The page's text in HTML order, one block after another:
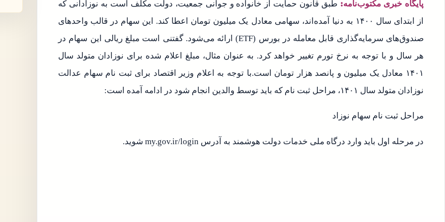
پایگاه خبری مکتوب‌نامه: طبق قانون حمایت از خانواده و جوانی جمعیت، دولت مکلف است به نوزادانی که
از ابتدای سال ۱۴۰۰ به دنیا آمده‌اند، سهامی معادل یک میلیون تومان اعطا کند. این سهام در قالب واحدهای
صندوق‌های سرمایه‌گذاری قابل معامله در بورس (ETF) ارائه می‌شود. گفتنی است مبلغ ریالی این سهام در
هر سال و با توجه به نرخ تورم تغییر خواهد کرد. به عنوان مثال، مبلغ اعلام شده برای نوزادان متولد سال
۱۴۰۱ معادل یک میلیون و پانصد هزار تومان است.با توجه به اعلام وزیر اقتصاد برای ثبت نام سهام عدالت
نوزادان متولد سال ۱۴۰۱، مراحل ثبت نام که باید توسط والدین انجام شود در ادامه آمده است:
مراحل ثبت نام سهام نوزاد
در مرحله اول باید وارد درگاه ملی خدمات دولت هوشمند به آدرس my.gov.ir/login شوید.